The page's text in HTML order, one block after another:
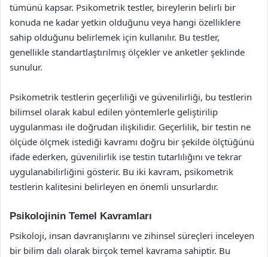
tümünü kapsar. Psikometrik testler, bireylerin belirli bir
konuda ne kadar yetkin olduğunu veya hangi özelliklere
sahip olduğunu belirlemek için kullanılır. Bu testler,
genellikle standartlaştırılmış ölçekler ve anketler şeklinde
sunulur.
Psikometrik testlerin geçerliliği ve güvenilirliği, bu testlerin
bilimsel olarak kabul edilen yöntemlerle geliştirilip
uygulanması ile doğrudan ilişkilidir. Geçerlilik, bir testin ne
ölçüde ölçmek istediği kavramı doğru bir şekilde ölçtüğünü
ifade ederken, güvenilirlik ise testin tutarlılığını ve tekrar
uygulanabilirliğini gösterir. Bu iki kavram, psikometrik
testlerin kalitesini belirleyen en önemli unsurlardır.
Psikolojinin Temel Kavramları
Psikoloji, insan davranışlarını ve zihinsel süreçleri inceleyen
bir bilim dalı olarak birçok temel kavrama sahiptir. Bu